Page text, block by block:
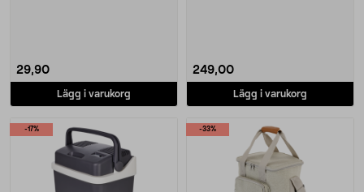
29,90
Lägg i varukorg
249,00
Lägg i varukorg
-17% -33%